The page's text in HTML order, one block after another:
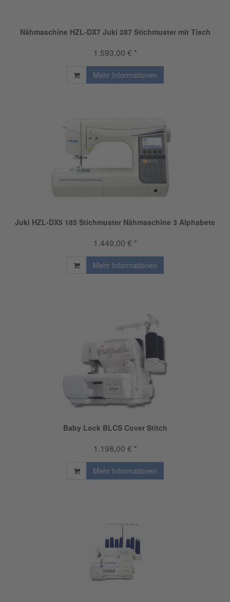
Nähmaschine HZL-DX7 Juki 287 Stichmuster mit Tisch
1.593,00 € *
Mehr Informationen
Juki HZL-DX5 185 Stichmuster Nähmaschine 3 Alphabete
1.449,00 € *
Mehr Informationen
Baby Lock BLCS Cover Stitch
1.198,00 € *
Mehr Informationen